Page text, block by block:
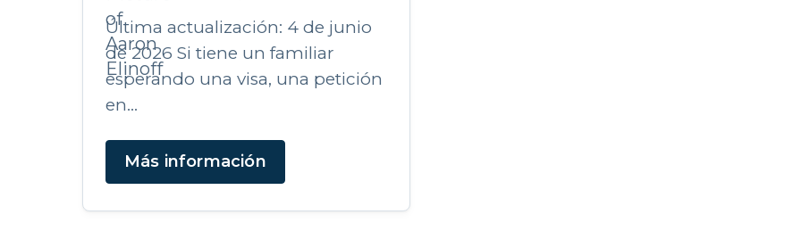
Última actualización: 4 de junio
de 2026 Si tiene un familiar
esperando una visa, una petición
en...
Más información